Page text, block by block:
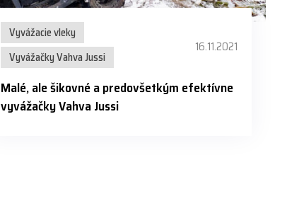
Vyvážacie vleky
Vyvážačky Vahva Jussi
16.11.2021
Malé, ale šikovné a predovšetkým efektívne
vyvážačky Vahva Jussi